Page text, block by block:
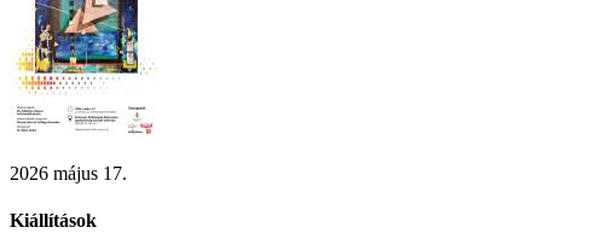
2026 május 17.
Kiállítások